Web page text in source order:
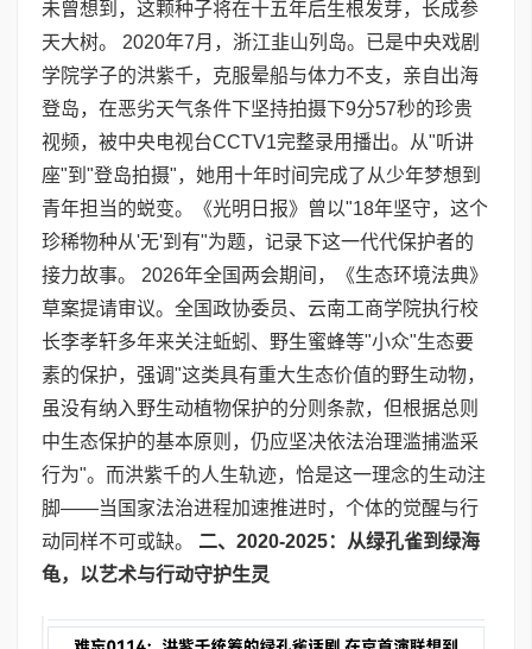
未曾想到，这颗种子将在十五年后生根发芽，长成参
天大树。 2020年7月，浙江韭山列岛。已是中央戏剧
学院学子的洪紫千，克服晕船与体力不支，亲自出海
登岛，在恶劣天气条件下坚持拍摄下9分57秒的珍贵
视频，被中央电视台CCTV1完整录用播出。从"听讲
座"到"登岛拍摄"，她用十年时间完成了从少年梦想到
青年担当的蜕变。《光明日报》曾以"18年坚守，这个
珍稀物种从'无'到有"为题，记录下这一代代保护者的
接力故事。 2026年全国两会期间，《生态环境法典》
草案提请审议。全国政协委员、云南工商学院执行校
长李孝轩多年来关注蚯蚓、野生蜜蜂等"小众"生态要
素的保护，强调"这类具有重大生态价值的野生动物，
虽没有纳入野生动植物保护的分则条款，但根据总则
中生态保护的基本原则，仍应坚决依法治理滥捕滥采
行为"。而洪紫千的人生轨迹，恰是这一理念的生动注
脚——当国家法治进程加速推进时，个体的觉醒与行
动同样不可或缺。 二、 2020-2025：从绿孔雀到绿海
龟，以艺术与行动守护生灵